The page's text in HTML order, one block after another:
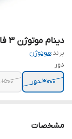
دینام موتوژن ۳ فاز 7.5 کیلووات 10 اسب بخار
برند:موتوژن
دور
۳۰۰۰ دور
۱۵۰۰ دور
مشخصات